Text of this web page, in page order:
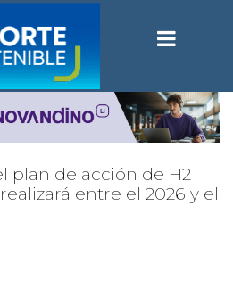
plan de acción de H2
entre el 2026 y el